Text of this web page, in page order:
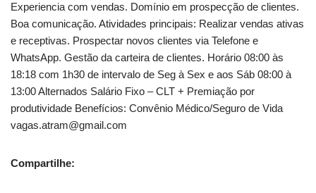
Experiencia com vendas. Domínio em prospecção de clientes.
Boa comunicação. Atividades principais: Realizar vendas ativas
e receptivas. Prospectar novos clientes via Telefone e
WhatsApp. Gestão da carteira de clientes. Horário 08:00 às
18:18 com 1h30 de intervalo de Seg à Sex e aos Sáb 08:00 à
13:00 Alternados Salário Fixo – CLT + Premiação por
produtividade Benefícios: Convênio Médico/Seguro de Vida
vagas.atram@gmail.com
Compartilhe: